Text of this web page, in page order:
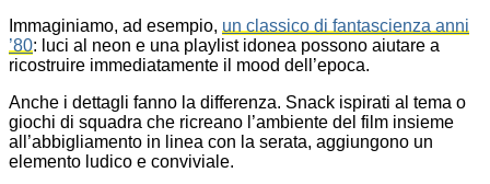
Immaginiamo, ad esempio, un classico di fantascienza anni
’80: luci al neon e una playlist idonea possono aiutare a
ricostruire immediatamente il mood dell’epoca.
Anche i dettagli fanno la differenza. Snack ispirati al tema o
giochi di squadra che ricreano l’ambiente del film insieme
all’abbigliamento in linea con la serata, aggiungono un
elemento ludico e conviviale.